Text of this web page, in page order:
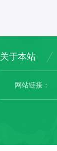
关于本站
网站链接：